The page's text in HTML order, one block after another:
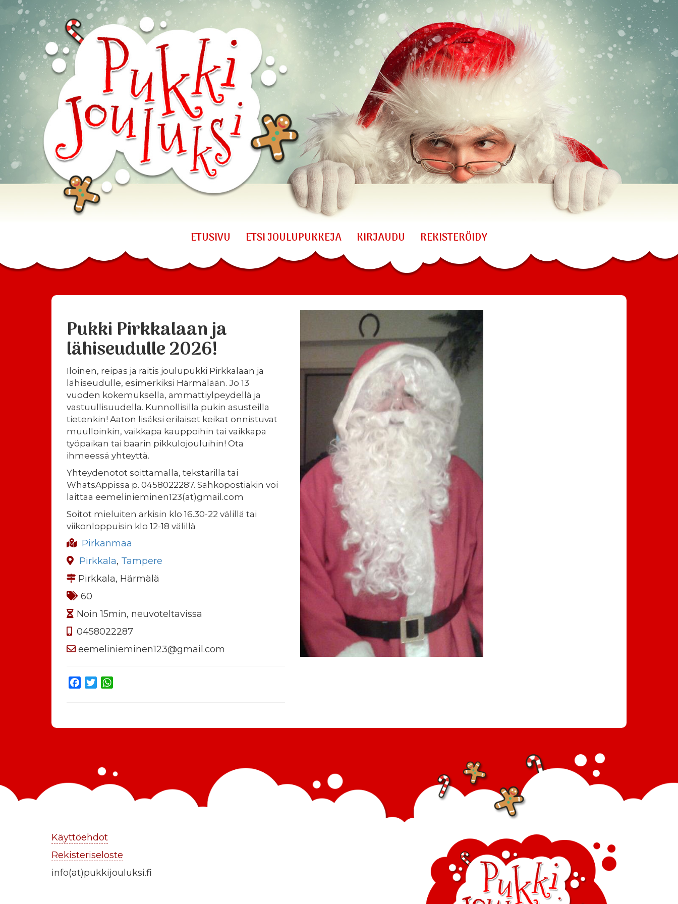
ETUSIVU ETSI JOULUPUKKEJA KIRJAUDU REKISTERÖIDY
Pukki Pirkkalaan ja
lähiseudulle 2026!
Iloinen, reipas ja raitis joulupukki Pirkkalaan ja
lähiseudulle, esimerkiksi Härmälään. Jo 13
vuoden kokemuksella, ammattiylpeydellä ja
vastuullisuudella. Kunnollisilla pukin asusteilla
tietenkin! Aaton lisäksi erilaiset keikat onnistuvat
muulloinkin, vaikkapa kauppoihin tai vaikkapa
työpaikan tai baarin pikkulojouluihin! Ota
ihmeessä yhteyttä.
Yhteydenotot soittamalla, tekstarilla tai
WhatsAppissa p. 0458022287. Sähköpostiakin voi
laittaa eemelinieminen123(at)gmail.com
Soitot mieluiten arkisin klo 16.30-22 välillä tai
viikonloppuisin klo 12-18 välillä
Pirkanmaa
Pirkkala, Tampere
Pirkkala, Härmälä
60
Noin 15min, neuvoteltavissa
0458022287
eemelinieminen123@gmail.com
Facebook
Twitter
Käyttöehdot
Rekisteriseloste
info(at)pukkijouluksi.fi